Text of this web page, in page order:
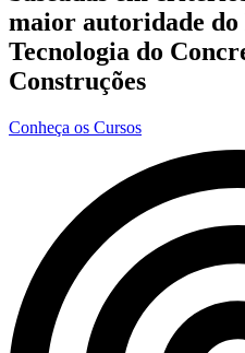
maior autoridade do
Tecnologia do
Construções
Conheça os Cursos